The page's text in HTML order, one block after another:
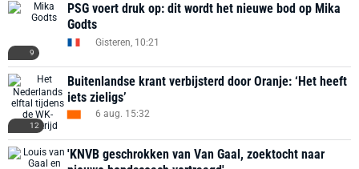
9
PSG voert druk op: dit wordt het nieuwe bod op Mika
Godts
Gisteren, 10:21
12
Buitenlandse krant verbijsterd door Oranje: ‘Het heeft
iets zieligs’
6 aug. 15:32
'KNVB geschrokken van Van Gaal, zoektocht naar